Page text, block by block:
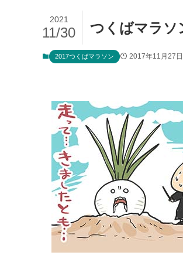
つくばマラソ
2021
11/30
2017つくばマラソン 2017年11月27日